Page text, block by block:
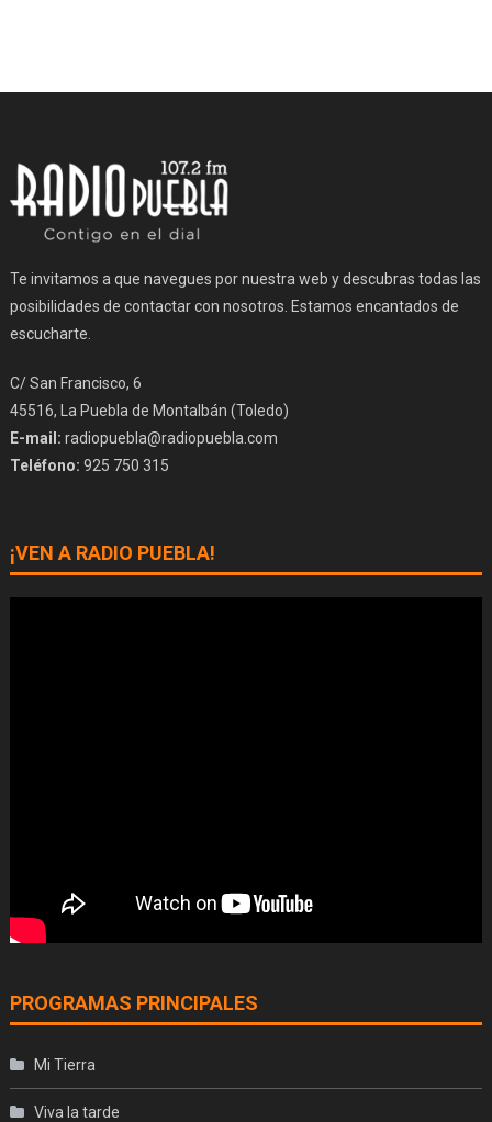
Te invitamos a que navegues por nuestra web y descubras todas las
posibilidades de contactar con nosotros. Estamos encantados de
escucharte.
C/ San Francisco, 6
45516, La Puebla de Montalbán (Toledo)
E-mail: radiopuebla@radiopuebla.com
Teléfono: 925 750 315
¡VEN A RADIO PUEBLA!
PROGRAMAS PRINCIPALES
Mi Tierra
Viva la tarde